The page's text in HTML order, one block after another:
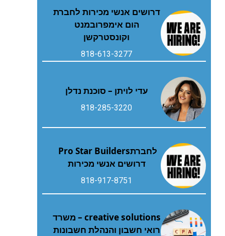
דרושים אנשי מכירות לחברת
הום אימפרובמנט
וקונסטרקשן
818-613-3277
עדי לויתן – סוכנת נדלן
818-285-3220
לחברת‭ ‬Pro Star Builders‭
‬דרושים‭ ‬אנשי‭ ‬מכירות
818-917-8751
creative solutions – משרד
רואי חשבון והנהלת חשבונות